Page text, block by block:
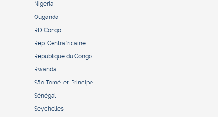
Nigeria
Ouganda
RD Congo
Rép. Centrafricaine
République du Congo
Rwanda
São Tomé-et-Principe
Sénégal
Seychelles